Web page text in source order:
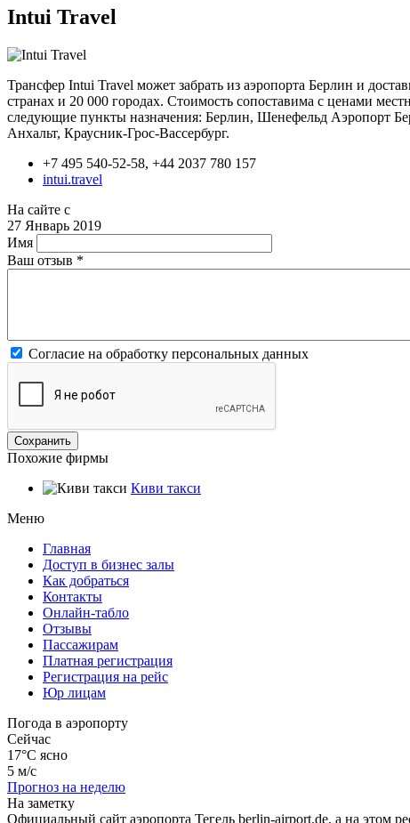
Intui Travel
Трансфер Intui Travel может забрать из аэропорта Берлин и
странах и 20 000 городах. Стоимость сопоставима с ценами
следующие пункты назначения: Берлин, Шенефельд Аэропорт
Анхальт, Краусник-Грос-Вассербург.
+7 495 540-52-58, +44 2037 780 157
intui.travel
На сайте с
27 Январь 2019
Имя
Ваш отзыв *
Согласие на обработку персональных данных
Похожие фирмы
Киви такси
Меню
Главная
Доступ в бизнес залы
Как добраться
Контакты
Онлайн-табло
Отзывы
Пассажирам
Платная регистрация
Регистрация на рейс
Юр лицам
Погода в аэропорту
Сейчас
17°C ясно
5 м/с
Прогноз на неделю
На заметку
Официальный сайт аэропорта Тегель berlin-airport.de, а на этом